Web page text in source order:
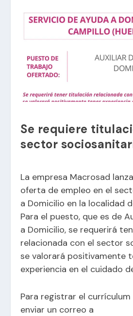
Se requiere
sector
La empresa Macrosad
oferta de empleo en el
a Domicilio en la localidad
Para el puesto, que es de
a Domicilio, se requerirá
relacionada con el sector
se valorará positivamente
experiencia en el cuidado
Para registrar el currículum
enviar un correo a